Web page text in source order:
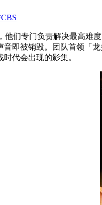
CBS
他们专门负责解决最高
即被销毁。团队首领「
代会出现的影集。